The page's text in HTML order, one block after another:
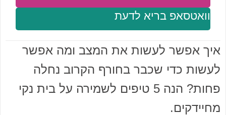
וואטסאפ בריא לדעת
איך אפשר לעשות את המצב ומה אפשר
לעשות כדי שכבר בחורף הקרוב נחלה
פחות? הנה 5 טיפים לשמירה על בית נקי
מחיידקים.